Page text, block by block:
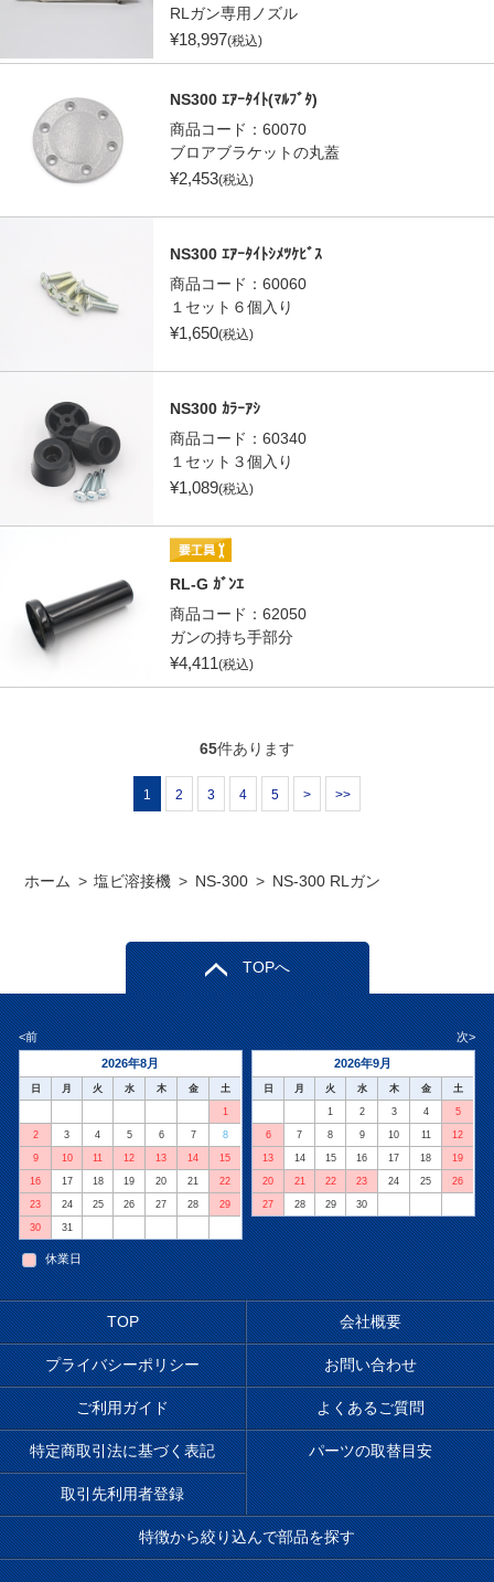
RLガン専用ノズル
¥18,997(税込)
NS300 ｴｱｰﾀｲﾄ(ﾏﾙﾌﾞﾀ)
商品コード： 60070
ブロアブラケットの丸蓋
¥2,453(税込)
NS300 ｴｱｰﾀｲﾄｼﾒﾂｹﾋﾞｽ
商品コード： 60060
１セット６個入り
¥1,650(税込)
NS300 ｶﾗｰｱｼ
商品コード： 60340
１セット３個入り
¥1,089(税込)
RL-G ｶﾞﾝｴ
商品コード： 62050
ガンの持ち手部分
¥4,411(税込)
65件あります
1 2 3 4 5 > >>
ホーム > 塩ビ溶接機 > NS-300 > NS-300 RLガン
TOPへ
<前
次>
2026年8月
日 月 火 水 木 金 土
1
2 3 4 5 6 7 8
9 10 11 12 13 14 15
16 17 18 19 20 21 22
23 24 25 26 27 28 29
30 31
2026年9月
日 月 火 水 木 金 土
1 2 3 4 5
6 7 8 9 10 11 12
13 14 15 16 17 18 19
20 21 22 23 24 25 26
27 28 29 30
休業日
TOP 会社概要
プライバシーポリシー お問い合わせ
ご利用ガイド よくあるご質問
特定商取引法に基づく表記 パーツの取替目安
取引先利用者登録
特徴から絞り込んで部品を探す